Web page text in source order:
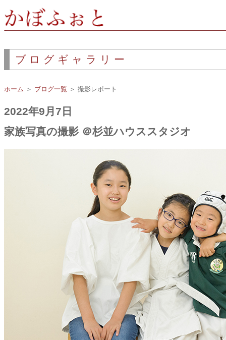
ブログギャラリー
ホーム ＞ ブログ一覧 ＞ 撮影レポート
2022年9月7日
家族写真の撮影 ＠杉並ハウススタジオ